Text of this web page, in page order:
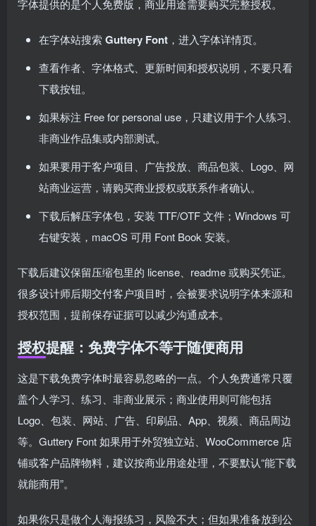
字体提供的是个人免费版，商业用途需要购买完整授权。
在字体站搜索Guttery Font ，进入字体详情页。
查看作者、字体格式、更新时间和授权说明，不要只看
下载按钮。
如果标注 Free for personal use，只建议用于个人练习、
非商业作品集或内部测试。
如果要用于客户项目、广告投放、商品包装、Logo、网
站商业运营，请购买商业授权或联系作者确认。
下载后解压字体包，安装 TTF/OTF 文件；Windows 可
右键安装，macOS 可用 Font Book 安装。
下载后建议保留压缩包里的 license、readme 或购买凭证。
很多设计师后期交付客户项目时，会被要求说明字体来源和
授权范围，提前保存证据可以减少沟通成本。
授权提醒：免费字体不等于随便商用
这是下载免费字体时最容易忽略的一点。个人免费通常只覆
盖个人学习、练习、非商业展示；商业使用则可能包括
Logo、包装、网站、广告、印刷品、App、视频、商品周边
等。Guttery Font 如果用于外贸独立站、WooCommerce 店
铺或客户品牌物料，建议按商业用途处理，不要默认“能下载
就能商用”。
如果你只是做个人海报练习，风险不大；但如果准备放到公